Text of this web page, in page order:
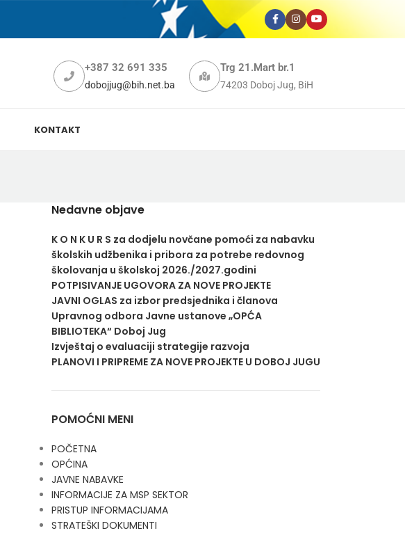
+387 32 691 335
dobojjug@bih.net.ba
Trg 21.Mart br.1
74203 Doboj Jug, BiH
KONTAKT
Nedavne objave
K O N K U R S za dodjelu novčane pomoći za nabavku
školskih udžbenika i pribora za potrebe redovnog
školovanja u školskoj 2026./2027.godini
POTPISIVANJE UGOVORA ZA NOVE PROJEKTE
JAVNI OGLAS za izbor predsjednika i članova
Upravnog odbora Javne ustanove „OPĆA
BIBLIOTEKA“ Doboj Jug
Izvještaj o evaluaciji strategije razvoja
PLANOVI I PRIPREME ZA NOVE PROJEKTE U DOBOJ JUGU
POMOĆNI MENI
POČETNA
OPĆINA
JAVNE NABAVKE
INFORMACIJE ZA MSP SEKTOR
PRISTUP INFORMACIJAMA
STRATEŠKI DOKUMENTI